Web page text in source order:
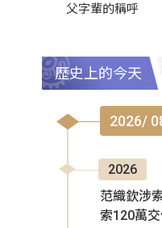
父字輩的稱呼
歷史上的今天
2026/
2026
范織欽涉
索120萬